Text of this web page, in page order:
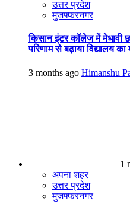
उत्तर प्रदेश
मुजफ्फरनगर
किसान इंटर कॉलेज में मेधावी
परिणाम से बढ़ाया विद्यालय का
3 months ago Himanshu
1
अपना शहर
उत्तर प्रदेश
मुजफ्फरनगर